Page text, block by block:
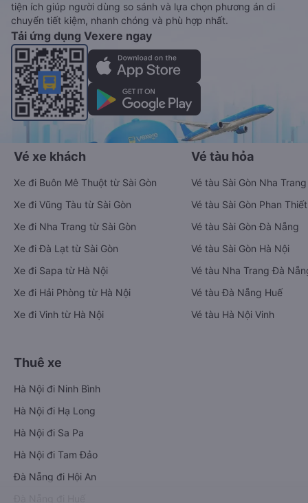
tiện ích giúp người dùng so sánh và lựa chọn phương án di
chuyển tiết kiệm, nhanh chóng và phù hợp nhất.
Tải ứng dụng Vexere ngay
Vé xe khách
Xe đi Buôn Mê Thuột từ Sài Gòn
Xe đi Vũng Tàu từ Sài Gòn
Xe đi Nha Trang từ Sài Gòn
Xe đi Đà Lạt từ Sài Gòn
Xe đi Sapa từ Hà Nội
Xe đi Hải Phòng từ Hà Nội
Xe đi Vinh từ Hà Nội
Vé tàu hỏa
Vé tàu Sài Gòn Nha Trang
Vé tàu Sài Gòn Phan Thiết
Vé tàu Sài Gòn Đà Nẵng
Vé tàu Sài Gòn Hà Nội
Vé tàu Nha Trang Đà
Vé tàu Đà Nẵng Huế
Vé tàu Hà Nội Vinh
Thuê xe
Hà Nội đi Ninh Bình
Hà Nội đi Hạ Long
Hà Nội đi Sa Pa
Hà Nội đi Tam Đảo
Đà Nẵng đi Hội An